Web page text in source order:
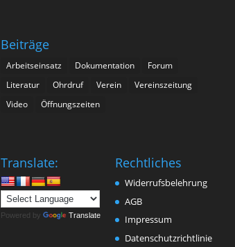
Beiträge
Arbeitseinsatz Dokumentation
Forum
Literatur
Ohrdruf Verein
Vereinszeitung
Video
Öffnungszeiten
Translate:
Powered by Translate
Rechtliches
Widerrufsbelehrung
AGB
Impressum
Datenschutzrichtlinie